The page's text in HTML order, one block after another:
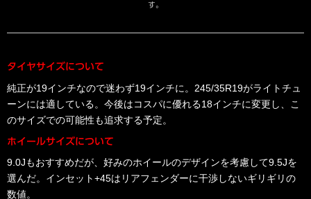
す。
タイヤサイズについて
純正が19インチなので迷わず19インチに。245/35R19がライトチュ
ーンには適している。今後はコスパに優れる18インチに変更し、こ
のサイズでの可能性も追求する予定。
ホイールサイズについて
9.0Jもおすすめだが、好みのホイールのデザインを考慮して9.5Jを
選んだ。インセット+45はリアフェンダーに干渉しないギリギリの
数値。